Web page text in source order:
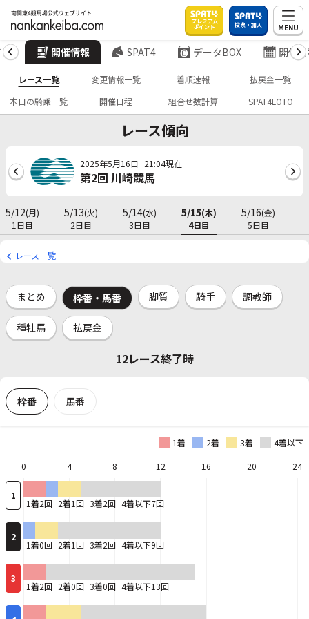
プレミアム
ポイント 投票・加入 MENU
開催情報 SPAT4 データBOX 開催
レース一覧 変更情報一覧 着順速報
払戻金一覧
本日の騎乗一覧
開催日程 組合せ数計算 SPAT4LOTO
レース傾向
2025年5月16日 21:04現在
第2回 川崎競馬
5/12(月)
1日目
5/13(火)
2日目
5/14(水)
3日目
5/15(木)
4日目
5/16(金)
5日目
レース一覧
まとめ 枠番・馬番 脚質 騎手 調教師
種牡馬 払戻金
12レース終了時
枠番 馬番
1着 2着 3着
4着以下
0
4 8 12 16 20 24
1
1着2回 2着1回 3着2回 4着以下7回
2
1着0回 2着1回 3着2回 4着以下9回
3
1着2回 2着0回 3着0回 4着以下13回